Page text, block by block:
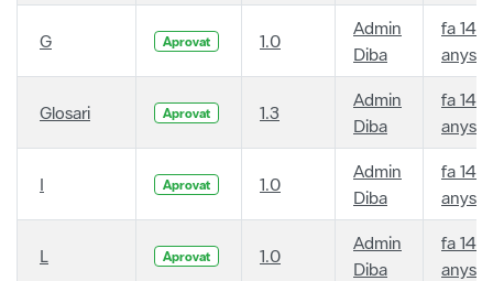
G Aprovat 1.0
Admin
Diba
fa 14
anys
Glosari Aprovat 1.3
Admin
Diba
fa 14
anys
I Aprovat 1.0
Admin
Diba
fa 14
anys
L Aprovat 1.0
Admin
Diba
fa 14
anys